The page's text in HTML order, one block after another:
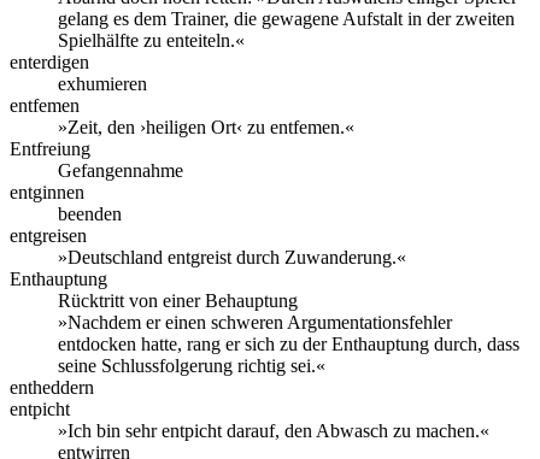
gelang es dem Trainer, die gewagene Aufstalt in der zweiten
Spielhälfte zu enteiteln.«
enterdigen
exhumieren
entfemen
»Zeit, den ›heiligen Ort‹ zu entfemen.«
Entfreiung
Gefangennahme
entginnen
beenden
entgreisen
»Deutschland entgreist durch Zuwanderung.«
Enthauptung
Rücktritt von einer Behauptung
»Nachdem er einen schweren Argumentationsfehler
entdocken hatte, rang er sich zu der Enthauptung durch, dass
seine Schlussfolgerung richtig sei.«
entheddern
entpicht
»Ich bin sehr entpicht darauf, den Abwasch zu machen.«
entwirren